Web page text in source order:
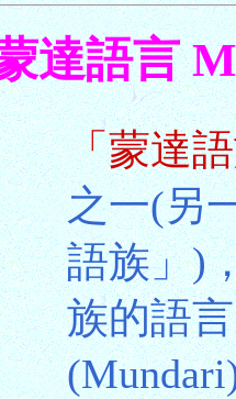
達語言
「蒙達
之一(另
語族」)
族的語